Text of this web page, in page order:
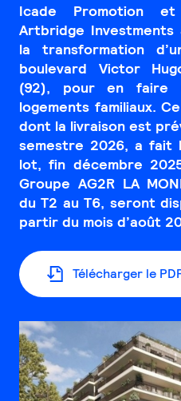
Icade Promotion
Artbridge Investments
la transformation
boulevard Victor
(92), pour en faire
logements familiaux.
dont la livraison est
semestre 2026, a fait
lot, fin décembre
Groupe AG2R LA
du T2 au T6, seront
partir du mois d’août
Télécharger le